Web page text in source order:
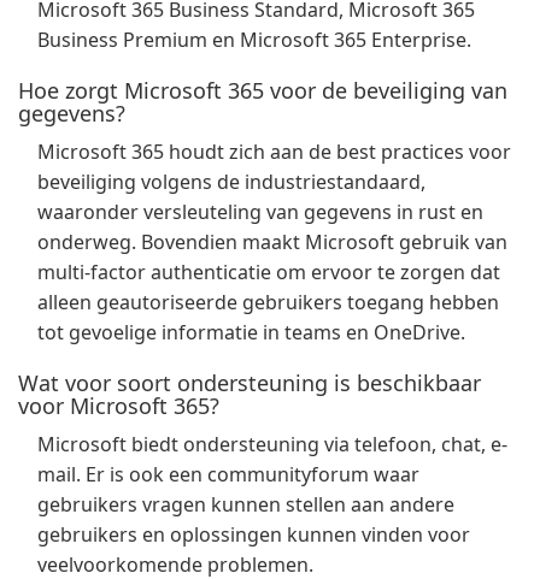
Microsoft 365 Business Standard, Microsoft 365
Business Premium en Microsoft 365 Enterprise.
Hoe zorgt Microsoft 365 voor de beveiliging van
gegevens?
Microsoft 365 houdt zich aan de best practices voor
beveiliging volgens de industriestandaard,
waaronder versleuteling van gegevens in rust en
onderweg. Bovendien maakt Microsoft gebruik van
multi-factor authenticatie om ervoor te zorgen dat
alleen geautoriseerde gebruikers toegang hebben
tot gevoelige informatie in teams en OneDrive.
Wat voor soort ondersteuning is beschikbaar
voor Microsoft 365?
Microsoft biedt ondersteuning via telefoon, chat, e-
mail. Er is ook een communityforum waar
gebruikers vragen kunnen stellen aan andere
gebruikers en oplossingen kunnen vinden voor
veelvoorkomende problemen.